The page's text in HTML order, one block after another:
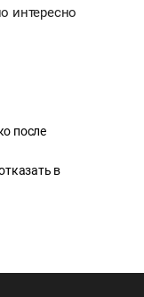
интересно
после
в